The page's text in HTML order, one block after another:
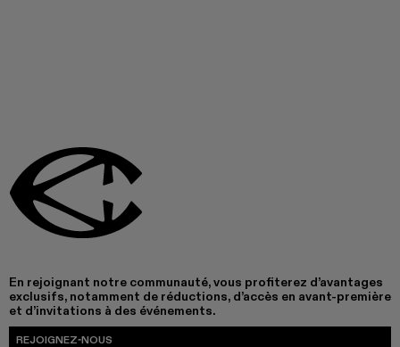
En rejoignant notre communauté, vous profiterez d’avantages
exclusifs, notamment de réductions, d’accès en avant-première
et d’invitations à des événements.
REJOIGNEZ-NOUS